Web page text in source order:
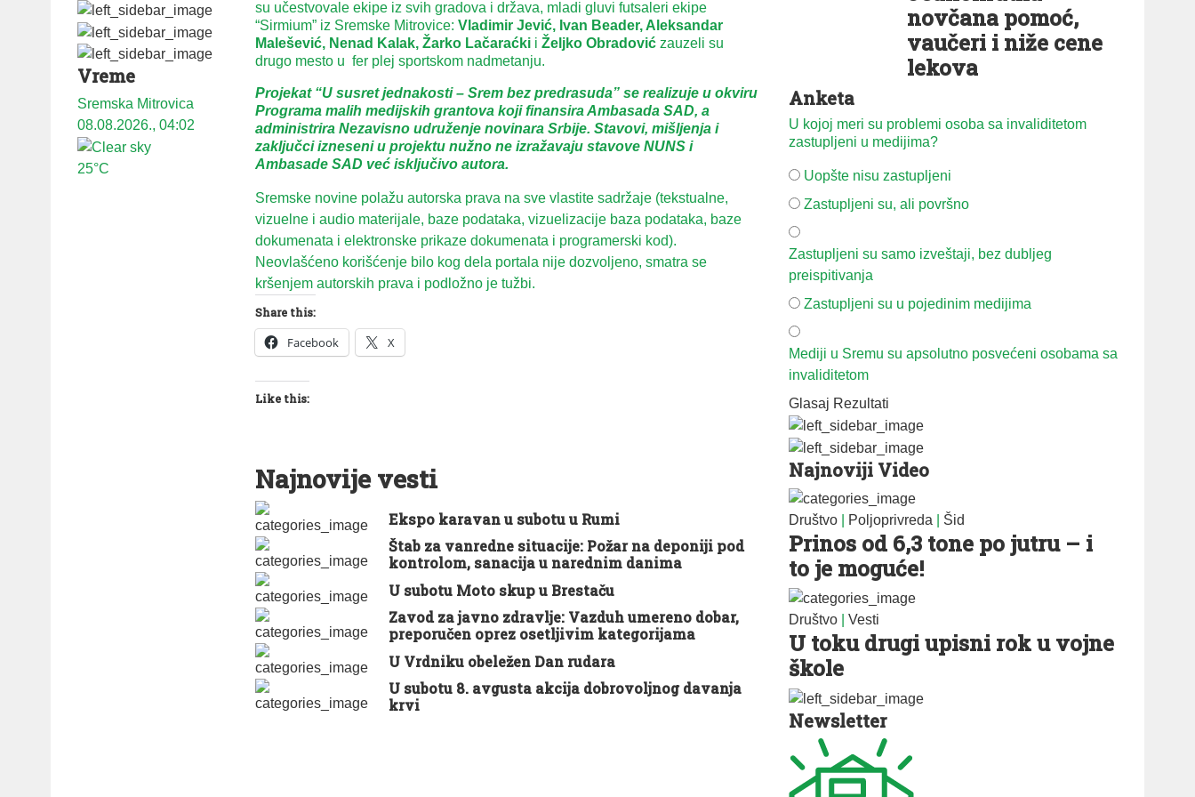
Vreme
Sremska Mitrovica
08.08.2026., 04:02
25°C
su učestvovale ekipe iz svih gradova i država, mladi gluvi futsaleri ekipe
“Sirmium” iz Sremske Mitrovice: Vladimir Jević, Ivan Beader, Aleksandar
Malešević, Nenad Kalak, Žarko Lačaraćki i Željko Obradović zauzeli su
drugo mesto u fer plej sportskom nadmetanju.
Projekat “U susret jednakosti – Srem bez predrasuda” se realizuje u okviru
Programa malih medijskih grantova koji finansira Ambasada SAD, a
administrira Nezavisno udruženje novinara Srbije. Stavovi, mišljenja i
zaključci izneseni u projektu nužno ne izražavaju stavove NUNS i
Ambasade SAD već isključivo autora.
Sremske novine polažu autorska prava na sve vlastite sadržaje (tekstualne,
vizuelne i audio materijale, baze podataka, vizuelizacije baza podataka, baze
dokumenata i elektronske prikaze dokumenata i programerski kod).
Neovlašćeno korišćenje bilo kog dela portala nije dozvoljeno, smatra se
kršenjem autorskih prava i podložno je tužbi.
Share this:
Facebook X
Like this:
Najnovije vesti
Ekspo karavan u subotu u Rumi
Štab za vanredne situacije: Požar na deponiji pod
kontrolom, sanacija u narednim danima
U subotu Moto skup u Brestaču
Zavod za javno zdravlje: Vazduh umereno dobar,
preporučen oprez osetljivim kategorijama
U Vrdniku obeležen Dan rudara
U subotu 8. avgusta akcija dobrovoljnog davanja
krvi
novčana pomoć,
vaučeri i niže cene
lekova
Anketa
U kojoj meri su problemi osoba sa invaliditetom
zastupljeni u medijima?
Uopšte nisu zastupljeni
Zastupljeni su, ali površno
Zastupljeni su samo izveštaji, bez dubljeg
preispitivanja
Zastupljeni su u pojedinim medijima
Mediji u Sremu su apsolutno posvećeni osobama sa
invaliditetom
Glasaj Rezultati
Najnoviji Video
Društvo Poljoprivreda Šid
Prinos od 6,3 tone po jutru – i
to je moguće!
Društvo Vesti
U toku drugi upisni rok u vojne
škole
Newsletter